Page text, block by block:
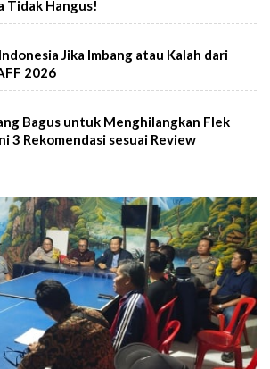
Tidak Hangus!
Jika Imbang atau Kalah dari
2026
Bagus untuk Menghilangkan Flek
3 Rekomendasi sesuai Review